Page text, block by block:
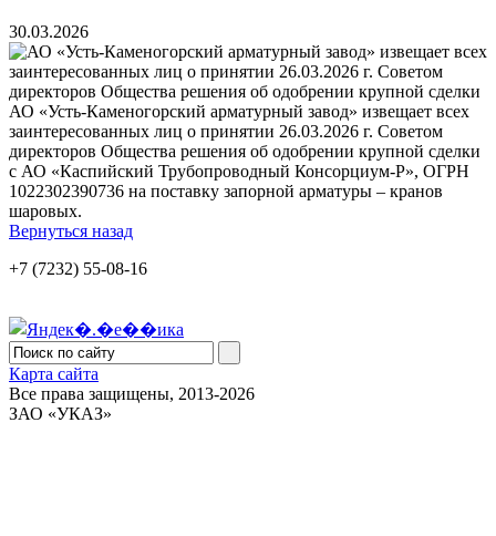
30.03.2026
АО «Усть-Каменогорский арматурный завод» извещает всех
заинтересованных лиц о принятии 26.03.2026 г. Советом
директоров Общества решения об одобрении крупной сделки
с АО «Каспийский Трубопроводный Консорциум-Р», ОГРН
1022302390736 на поставку запорной арматуры – кранов
шаровых.
Вернуться назад
+7 (7232) 55-08-16
Карта сайта
Все права защищены, 2013-2026
ЗАО «УКАЗ»